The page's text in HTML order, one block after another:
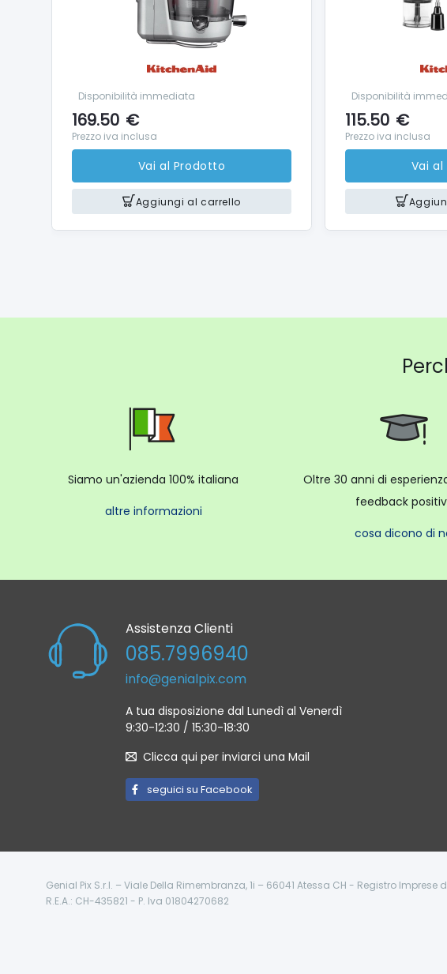
Disponibilità immediata
169.50 €
Prezzo iva inclusa
Vai al Prodotto
Aggiungi al carrello
Disponibilità
115.50 €
Prezzo iva inclusa
Vai
Siamo un'azienda 100% italiana
altre informazioni
Oltre 30 anni di
feedback
cosa dicono di
Assistenza Clienti
085.7996940
info@genialpix.com
A tua disposizione dal Lunedì al Venerdì
9:30-12:30 / 15:30-18:30
Clicca qui per inviarci una Mail
seguici su Facebook
Genial Pix S.r.l. – Viale Della Rimembranza, 1i – 66041 Atessa CH - Registro Imprese
R.E.A.: CH-435821 - P. Iva 01804270682